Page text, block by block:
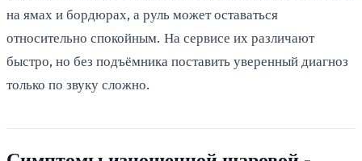
на ямах и бордюрах, а руль может оставаться
относительно спокойным. На сервисе их различают
быстро, но без подъёмника поставить уверенный диагноз
только по звуку сложно.